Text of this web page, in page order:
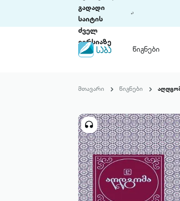
გადადი
საიტის
ძველ
ვერსიაზე
წიგნები
ჩვენ შესახებ
პაკეტები
მთავარი წიგნები